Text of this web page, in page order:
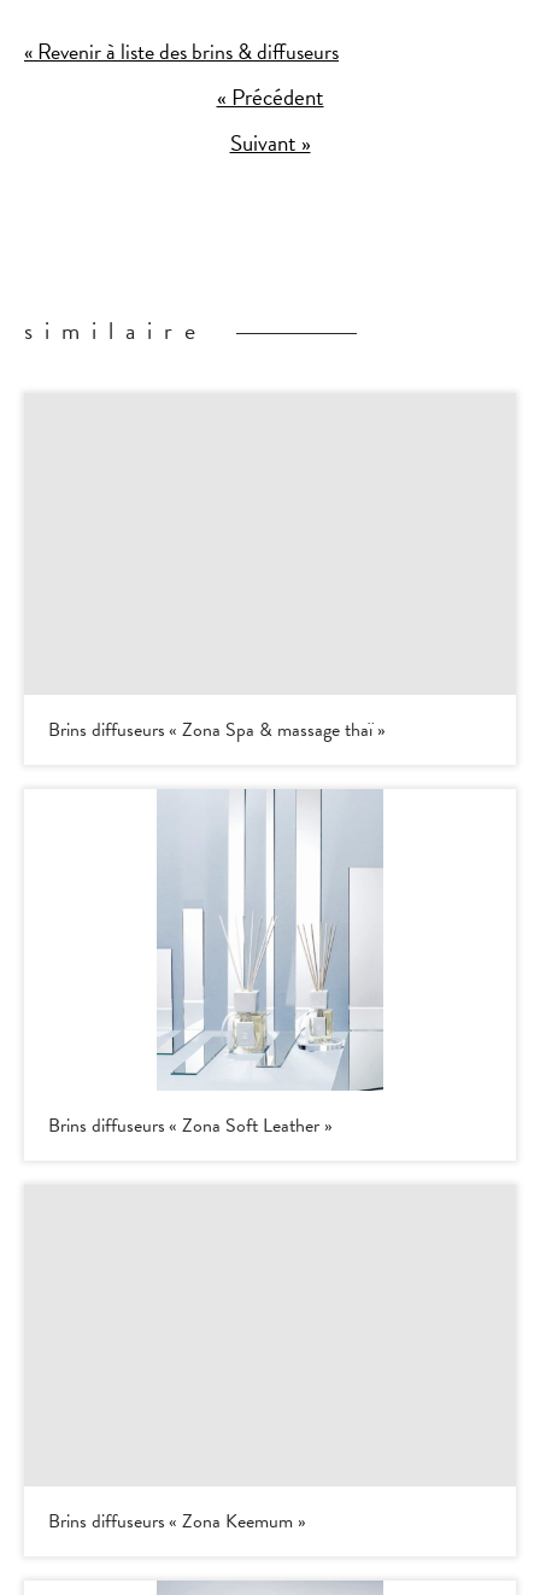
« Revenir à liste des brins & diffuseurs
« Précédent
Suivant »
similaire
Brins diffuseurs « Zona Spa & massage thaï »
Brins diffuseurs « Zona Soft Leather »
Brins diffuseurs « Zona Keemum »